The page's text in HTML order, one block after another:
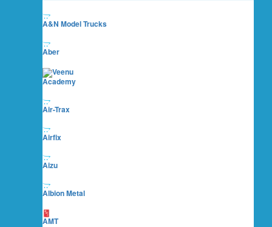
A&N Model Trucks
Aber
Academy
Air-Trax
Airfix
Aizu
Albion Metal
AMT